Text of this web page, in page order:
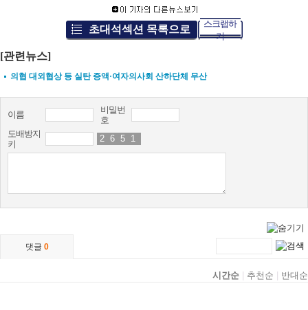
초대석섹션 목록으로
스크랩하
기
[관련뉴스]
의협 대외협상 등 실탄 증액·여자의사회 산하단체 무산